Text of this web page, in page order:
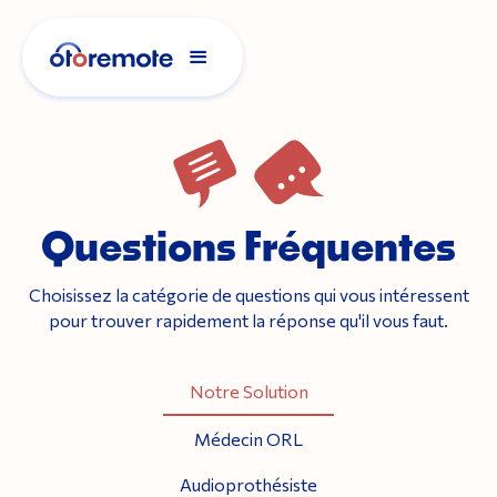
Questions Fréquentes
Choisissez la catégorie de questions qui vous intéressent
pour trouver rapidement la réponse qu'il vous faut.
Notre Solution
Médecin ORL
Audioprothésiste